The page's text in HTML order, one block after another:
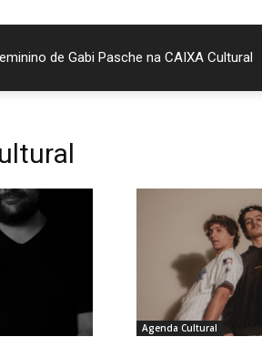
de Gabi Pasche na CAIXA Cultural
Agenda Cultural